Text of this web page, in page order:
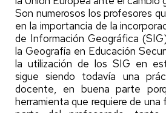
Son numerosos los profesores
en la importancia de la
de Información Geográfica
la Geografía en Educación
la utilización de los SIG en
sigue siendo todavía una
docente, en buena parte
herramienta que requiere de